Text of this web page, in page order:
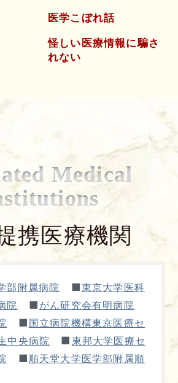
医学こぼれ話
怪しい医療情報に騙さ
れない
Medical
携医療機関
部附属病院 ■東京大学医科
院
■ がん研究会有明病院
■ 国立病院機構東京医療セ
中央病院 ■ 東邦大学医療セ
■ 順天堂大学医学部附属順